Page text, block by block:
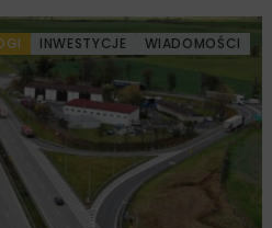
INWESTYCJE WIADOMOŚCI